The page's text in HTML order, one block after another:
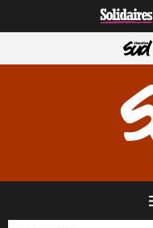
directement
contenu